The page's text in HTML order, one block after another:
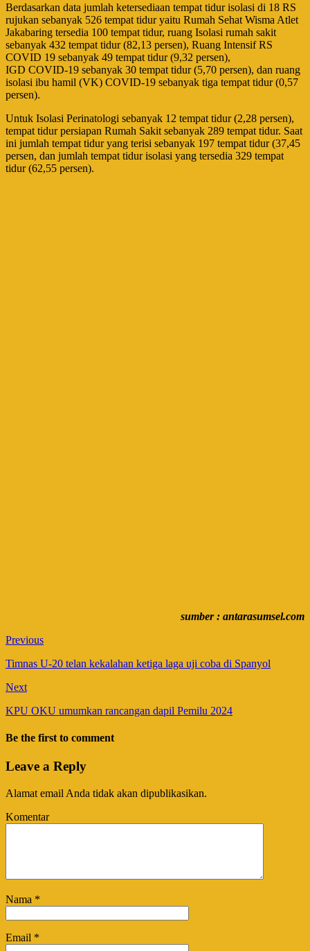
Berdasarkan data jumlah ketersediaan tempat tidur isolasi di 18 RS
rujukan sebanyak 526 tempat tidur yaitu Rumah Sehat Wisma Atlet
Jakabaring tersedia 100 tempat tidur, ruang Isolasi rumah sakit
sebanyak 432 tempat tidur (82,13 persen), Ruang Intensif RS
COVID 19 sebanyak 49 tempat tidur (9,32 persen),
IGD COVID-19 sebanyak 30 tempat tidur (5,70 persen), dan ruang
isolasi ibu hamil (VK) COVID-19 sebanyak tiga tempat tidur (0,57
persen).
Untuk Isolasi Perinatologi sebanyak 12 tempat tidur (2,28 persen),
tempat tidur persiapan Rumah Sakit sebanyak 289 tempat tidur. Saat
ini jumlah tempat tidur yang terisi sebanyak 197 tempat tidur (37,45
persen, dan jumlah tempat tidur isolasi yang tersedia 329 tempat
tidur (62,55 persen).
sumber : antarasumsel.com
Previous
Timnas U-20 telan kekalahan ketiga laga uji coba di Spanyol
Next
KPU OKU umumkan rancangan dapil Pemilu 2024
Be the first to comment
Leave a Reply
Alamat email Anda tidak akan dipublikasikan.
Komentar
Nama *
Email *